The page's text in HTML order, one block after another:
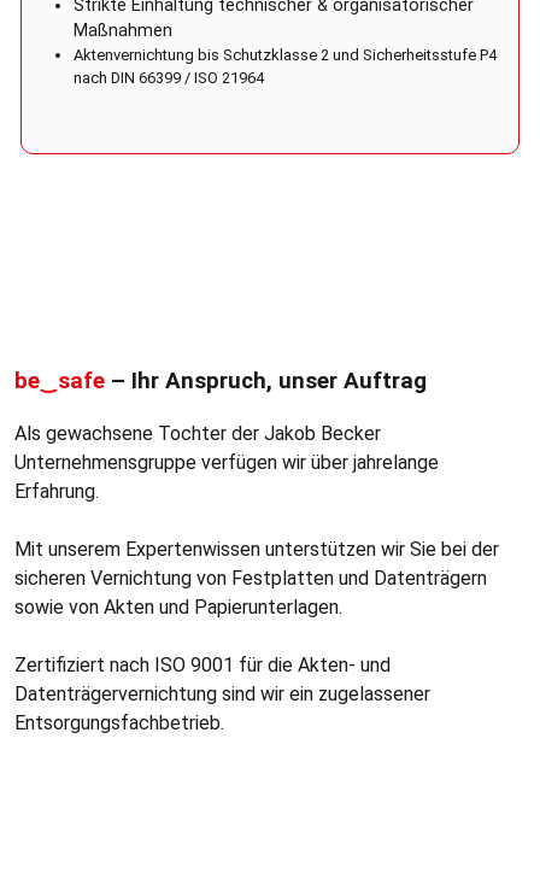
Strikte Einhaltung technischer & organisatorischer
Maßnahmen
Aktenvernichtung bis Schutzklasse 2 und Sicherheitsstufe P4
nach DIN 66399 / ISO 21964
be‿safe – Ihr Anspruch, unser Auftrag
Als gewachsene Tochter der Jakob Becker
Unternehmensgruppe verfügen wir über jahrelange
Erfahrung.
Mit unserem Expertenwissen unterstützen wir Sie bei der
sicheren Vernichtung von Festplatten und Datenträgern
sowie von Akten und Papierunterlagen.
Zertifiziert nach ISO 9001 für die Akten- und
Datenträgervernichtung sind wir ein zugelassener
Entsorgungsfachbetrieb.